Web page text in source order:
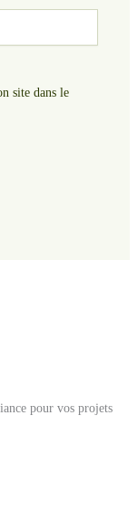
site dans le
pour vos projets